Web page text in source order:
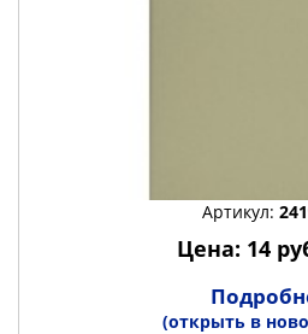
Артикул:
Цена: 14
(открыть в